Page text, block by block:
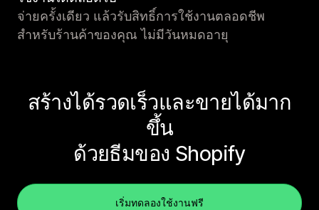
จ่ายครั้งเดียว แล้วรับสิทธิ์การใช้งานตลอดชีพ
สำหรับร้านค้าของคุณ ไม่มีวันหมดอายุ
สร้างได้รวดเร็วและขายได้มาก
ขึ้น
ด้วยธีมของ Shopify
เริ่มทดลองใช้งานฟรี